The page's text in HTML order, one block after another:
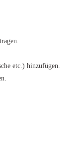
etc.) hinzufügen.